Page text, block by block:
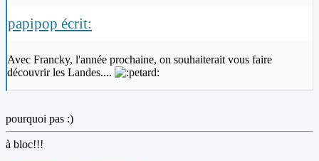
papipop écrit:
Avec Francky, l'année prochaine, on souhaiterait vous faire
découvrir les Landes....
pourquoi pas :)
à bloc!!!